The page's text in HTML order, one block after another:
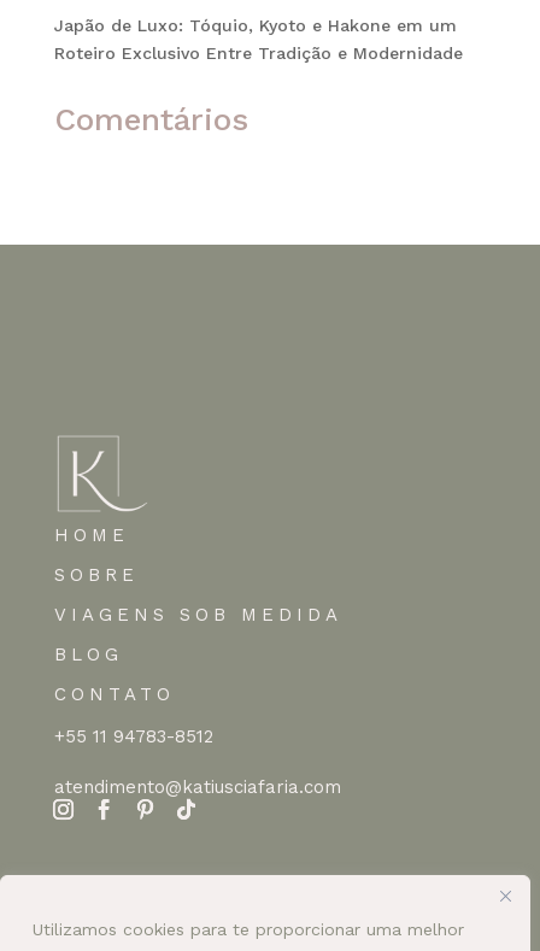
Utilizamos cookies para te proporcionar uma melhor
Japão de Luxo: Tóquio, Kyoto e Hakone em um
Roteiro Exclusivo Entre Tradição e Modernidade
Comentários
HOME
SOBRE
VIAGENS SOB MEDIDA
BLOG
CONTATO
+55 11 94783-8512
atendimento@katiusciafaria.com